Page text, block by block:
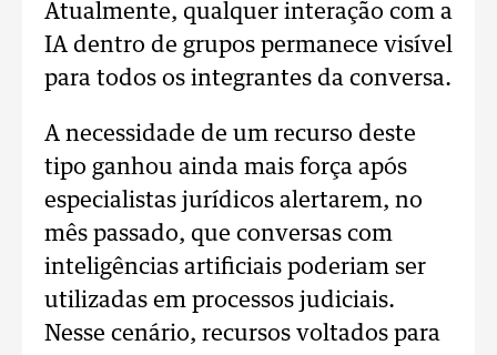
Atualmente, qualquer interação com a
IA dentro de grupos permanece visível
para todos os integrantes da conversa.
A necessidade de um recurso deste
tipo ganhou ainda mais força após
especialistas jurídicos alertarem, no
mês passado, que conversas com
inteligências artificiais poderiam ser
utilizadas em processos judiciais.
Nesse cenário, recursos voltados para